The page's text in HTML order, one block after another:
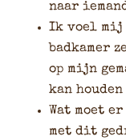
naar
Ik voel mij
badkamer
op mijn
kan houden
Wat moet
met dit